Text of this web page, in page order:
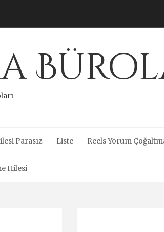
Parasız Liste Reels Yorum
Hilesi